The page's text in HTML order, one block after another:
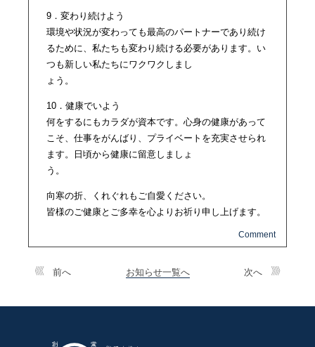
9．変わり続けよう
環境や状況が変わっても最高のパートナーであり続け
るために、私たちも変わり続ける必要があります。い
つも新しい私たちにワクワクしまし
ょう。
10．健康でいよう
何をするにもカラダが資本です。心身の健康があって
こそ、仕事をがんばり、プライベートを充実させられ
ます。日頃から健康に留意しましょ
う。
向寒の折、くれぐれもご自愛ください。
皆様のご健康とご多幸を心よりお祈り申し上げます。
前へ お知らせ一覧へ 次へ